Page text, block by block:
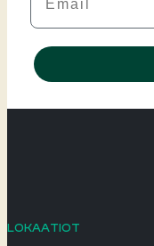
LOKAATIOT